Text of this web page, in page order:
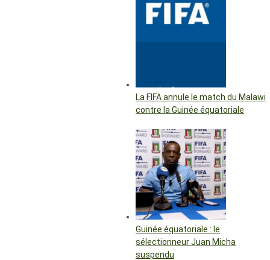
La FIFA annule le match du Malawi
contre la Guinée équatoriale
Guinée équatoriale : le
sélectionneur Juan Micha
suspendu